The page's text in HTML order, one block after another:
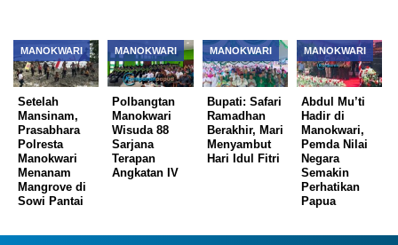
MANOKWARI
Setelah
Mansinam,
Prasabhara
Polresta
Manokwari
Menanam
Mangrove di
Sowi Pantai
MANOKWARI
Polbangtan
Manokwari
Wisuda 88
Sarjana
Terapan
Angkatan IV
MANOKWARI
Bupati: Safari
Ramadhan
Berakhir, Mari
Menyambut
Hari Idul Fitri
MANOKWARI
Abdul Mu’ti
Hadir di
Manokwari,
Pemda Nilai
Negara
Semakin
Perhatikan
Papua